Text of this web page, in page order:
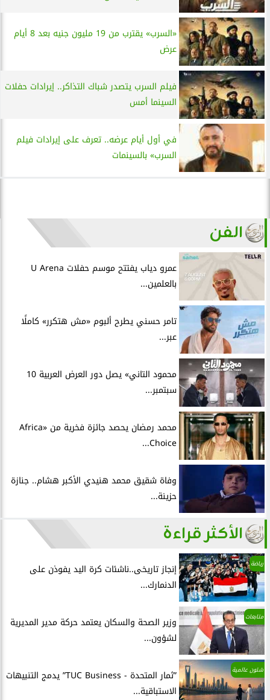
«السرب» يقترب من 19 مليون جنيه بعد 8 أيام
عرض
فيلم السرب يتصدر شباك التذاكر.. إيرادات حفلات
السينما أمس
في أول أيام عرضه.. تعرف على إيرادات فيلم
السرب» بالسينمات
الفن
عمرو دياب يفتتح موسم حفلات U Arena
بالعلمين...
تامر حسني يطرح ألبوم «مش هتكرر» كاملًا
عبر...
محمود التاني» يصل دور العرض العربية 10
سبتمبر...
محمد رمضان يحصد جائزة فخرية من «Africa
Choice...
وفاة شقيق محمد هنيدي الأكبر هشام.. جنازة
حزينة...
الأكثر قراءة
رياضة
إنجاز تاريخى..ناشئات كرة اليد يفوذن على
الدنمارك...
متابعات
وزير الصحة والسكان يعتمد حركة مدير المديرية
لشؤون...
شئون عالمية
”ثمار المتحدة - TUC Business” يدمج التنبيهات
الاستباقية...